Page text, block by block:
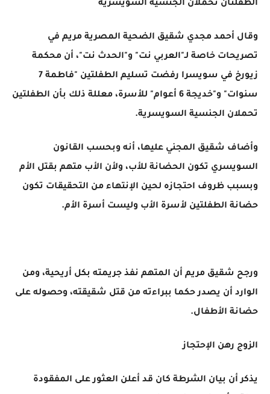
الطفلتان تحملان الجنسية السويسرية
وقال أحمد مجدي شقيق الضحية المصرية مريم في
تصريحات خاصة لـ"العربي نت" و"الحدث نت"، أن محكمة
زيورخ في سويسرا رفضت تسليم الطفلتين "فاطمة 7
سنوات" و"خديجة 6 أعوام" للأسرة، معللة ذلك بأن الطفلتين
تحملان الجنسية السويسرية.
وأضاف شقيق المجني عليها، أنه وبحسب القانون
السويسري تكون الحضانة للأب، ولأن الأب متهم بقتل الأم
وبسبب ظروف احتجازه لحين الإنتهاء من التحقيقات تكون
حضانة الطفلتين لأسرة الأب وليست أسرة الأم.
ورجح شقيق مريم أن المتهم نفذ جريمته بكل أريحية، ومن
الوارد أن يصدر حكما ببراءته من قتل شقيقته، وحصوله على
حضانة الأطفال.
الزوج رهن الإحتجاز
يذكر أن بيان الشرطة كان قد أعلن العثور على المفقودة